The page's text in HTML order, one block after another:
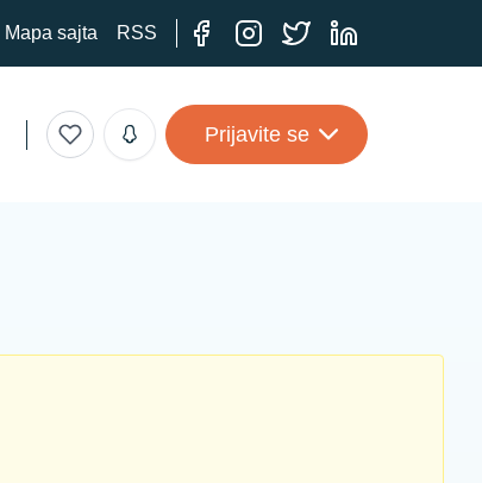
Mapa sajta RSS
Prijavite se